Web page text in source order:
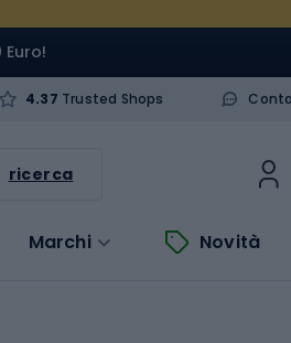
4.37 Trusted Shops
ricerca
Marchi Novità